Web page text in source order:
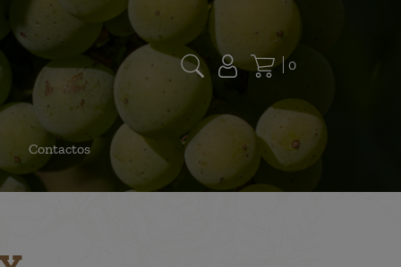
0
Contactos